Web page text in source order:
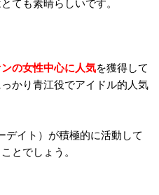
ても素晴らしいです。
の女性中心に人気を獲得して
かり青江役でアイドル的人気
イト）が積極的に活動して
とでしょう。